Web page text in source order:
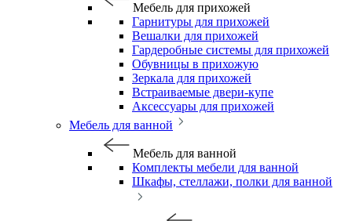
Мебель для прихожей
Гарнитуры для прихожей
Вешалки для прихожей
Гардеробные системы для прихожей
Обувницы в прихожую
Зеркала для прихожей
Встраиваемые двери-купе
Аксессуары для прихожей
Мебель для ванной
Мебель для ванной
Комплекты мебели для ванной
Шкафы, стеллажи, полки для ванной